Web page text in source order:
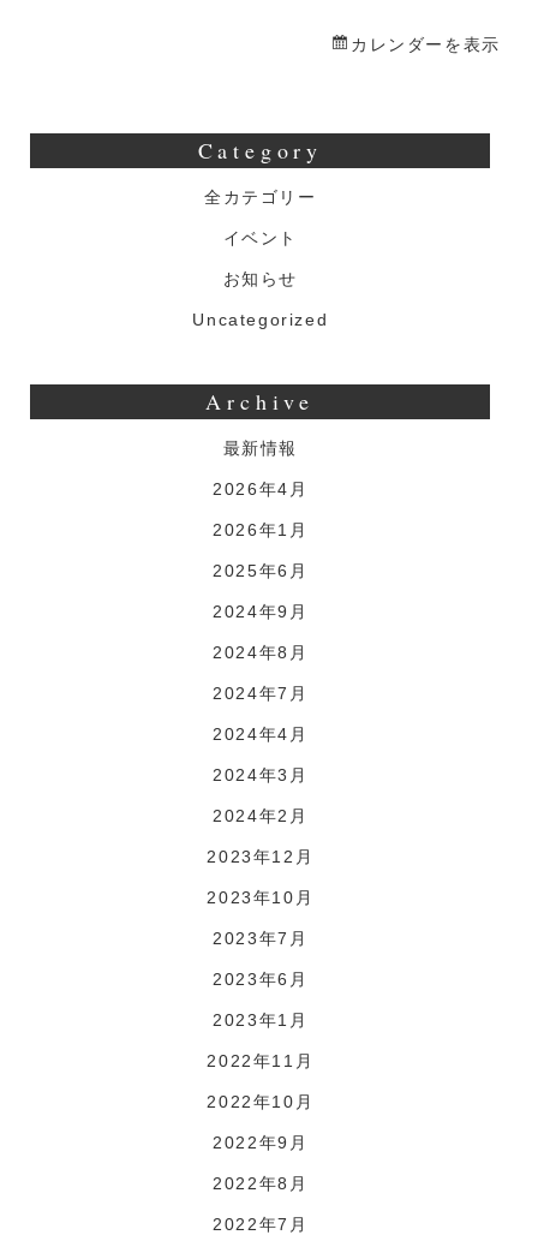
カレンダーを表示
Category
全カテゴリー
イベント
お知らせ
Uncategorized
Archive
最新情報
2026年4月
2026年1月
2025年6月
2024年9月
2024年8月
2024年7月
2024年4月
2024年3月
2024年2月
2023年12月
2023年10月
2023年7月
2023年6月
2023年1月
2022年11月
2022年10月
2022年9月
2022年8月
2022年7月